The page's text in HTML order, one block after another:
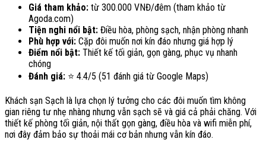
Giá tham khảo: từ 300.000 VNĐ/đêm (tham khảo từ
Agoda.com)
Tiện nghi nổi bật: Điều hòa, phòng sạch, nhận phòng nhanh
Phù hợp với: Cặp đôi muốn nơi kín đáo nhưng giá hợp lý
Điểm nổi bật: Thiết kế tối giản, gọn gàng, phục vụ nhanh
chóng
Đánh giá: ⭐ 4.4/5 (51 đánh giá từ Google Maps)
Khách sạn Sạch là lựa chọn lý tưởng cho các đôi muốn tìm không
gian riêng tư nhẹ nhàng nhưng vẫn sạch sẽ và giá cả phải chăng. Với
thiết kế phòng tối giản, nội thất gọn gàng, điều hòa và wifi miễn phí,
nơi đây đảm bảo sự thoải mái cơ bản nhưng vẫn kín đáo.